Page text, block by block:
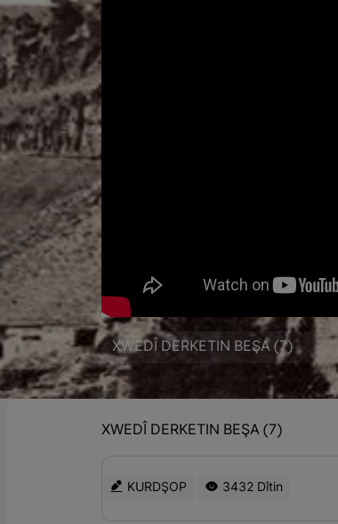
XWEDÎ DERKETIN BEŞA (7)
XWEDÎ DERKETIN BEŞA (7)
KURDŞOP 3432 Dîtin